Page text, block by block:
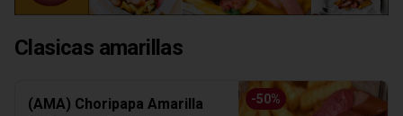
Clasicas amarillas
-50%
(AMA) Choripapa Amarilla